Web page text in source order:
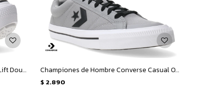
Championes Unisex Converse Ctas Lift Double Stack HI - Blanco - Negro Championes de Hombre Converse Casual OX Classic - Gris - Negro - Blanco
$ 2.890